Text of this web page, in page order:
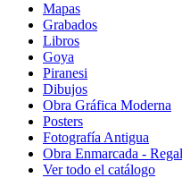
Mapas
Grabados
Libros
Goya
Piranesi
Dibujos
Obra Gráfica Moderna
Posters
Fotografía Antigua
Obra Enmarcada -
Ver todo el catálogo